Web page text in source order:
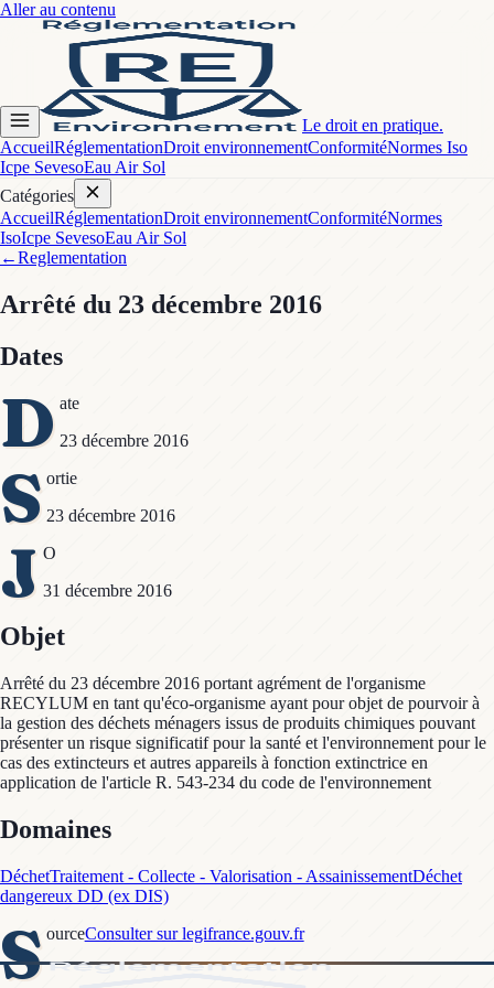
Aller au contenu
Le droit en pratique.
AccueilRéglementationDroit environnementConformitéNormes Iso
Icpe SevesoEau Air Sol
Catégories
AccueilRéglementationDroit environnementConformitéNormes
IsoIcpe SevesoEau Air Sol
←Reglementation
Arrêté du 23 décembre 2016
Dates
D ate
23 décembre 2016
S ortie
23 décembre 2016
J O
31 décembre 2016
Objet
Arrêté du 23 décembre 2016 portant agrément de l'organisme
RECYLUM en tant qu'éco-organisme ayant pour objet de pourvoir à
la gestion des déchets ménagers issus de produits chimiques pouvant
présenter un risque significatif pour la santé et l'environnement pour le
cas des extincteurs et autres appareils à fonction extinctrice en
application de l'article R. 543-234 du code de l'environnement
Domaines
DéchetTraitement - Collecte - Valorisation - AssainissementDéchet
dangereux DD (ex DIS)
S ourceConsulter sur legifrance.gouv.fr